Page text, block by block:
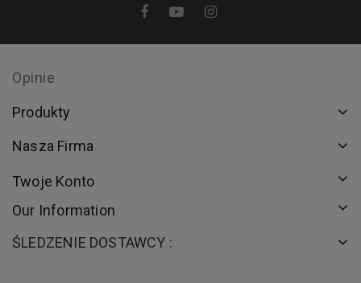
Opinie
Produkty
Nasza Firma
Twoje Konto
Our Information
ŚLEDZENIE DOSTAWCY :